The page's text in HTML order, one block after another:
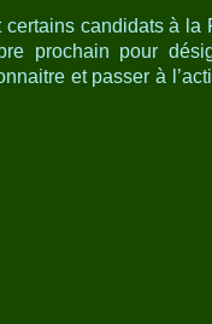
candidats à la
prochain pour
et passer à